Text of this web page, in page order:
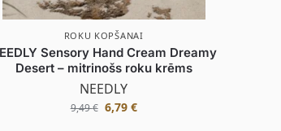
ROKU KOPŠANAI
Sensory Hand Cream Dreamy
Desert – mitrinošs roku krēms
NEEDLY
9,49€ 6,79 €